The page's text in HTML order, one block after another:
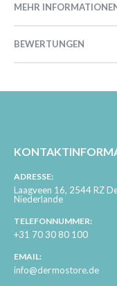
MEHR
BEWERTUNGEN
ADRESSE:
Laagveen 16, 2544 RZ
Niederlande
TELEFONNUMMER:
+31 70 30 80 100
EMAIL:
info@dermostore.de